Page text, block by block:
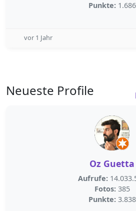
Punkte: 1.686
vor 1 Jahr
Neueste Profile
Oz Guetta
Aufrufe:
Fotos: 385
Punkte: 3.838